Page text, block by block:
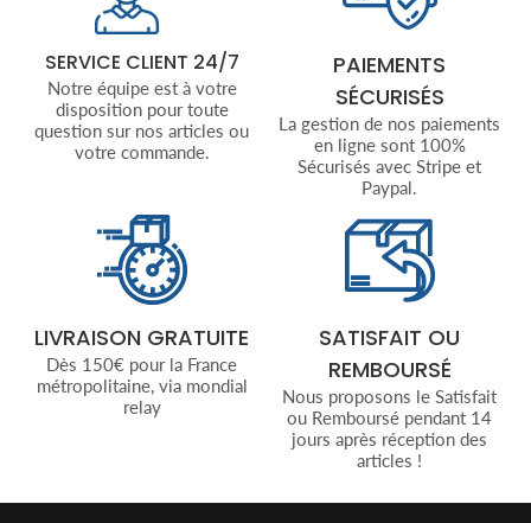
SERVICE CLIENT 24/7
Notre équipe est à votre
disposition pour toute
question sur nos articles ou
votre commande.
PAIEMENTS
SÉCURISÉS
La gestion de nos paiements
en ligne sont 100%
Sécurisés avec Stripe et
Paypal.
LIVRAISON GRATUITE
Dès 150€ pour la France
métropolitaine, via mondial
relay
SATISFAIT OU
REMBOURSÉ
Nous proposons le Satisfait
ou Remboursé pendant 14
jours après réception des
articles !